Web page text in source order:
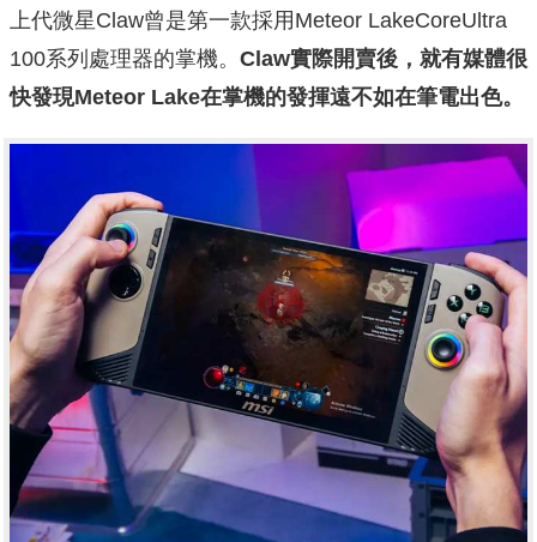
上代微星Claw曾是第一款採用Meteor LakeCoreUltra
100系列處理器的掌機。 Claw實際開賣後，就有媒體很
快發現Meteor Lake在掌機的發揮遠不如在筆電出色。